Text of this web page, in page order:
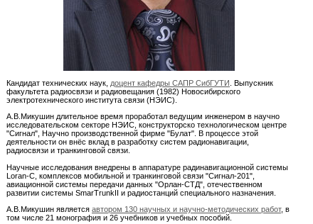
Кандидат технических наук, доцент кафедры САПР СибГУТИ . Выпускник
факультета радиосвязи и радиовещания (1982) Новосибирского
электротехнического института связи (НЭИС).
А.В.Микушин длительное время проработал ведущим инженером в научно
исследовательском секторе НЭИС, конструкторско технологическом центре
"Сигнал", Научно производственной фирме "Булат". В процессе этой
деятельности он внёс вклад в разработку систем радионавигации,
радиосвязи и транкинговой связи.
Научные исследования внедрены в аппаратуре радинавигационной системы
Loran-C, комплексов мобильной и транкинговой связи "Сигнал-201",
авиационной системы передачи данных "Орлан-СТД", отечественном
развитии системы SmarTrunkII и радиостанций специального назначения.
А.В.Микушин является автором 130 научных и научно-методических работ, в
том числе 21 монография и 26 учебников и учебных пособий.